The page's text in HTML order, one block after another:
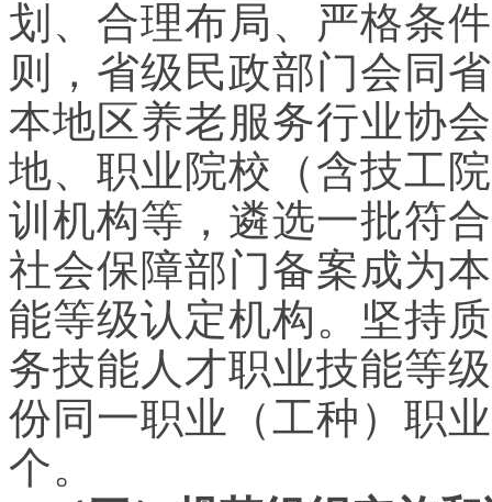
划、合理布局、严格条
则，省级民政部门会同
本地区养老服务行业协
地、职业院校（含技工
训机构等，遴选一批符
社会保障部门备案成为
能等级认定机构。坚持
务技能人才职业技能等
份同一职业（工种）职
个。